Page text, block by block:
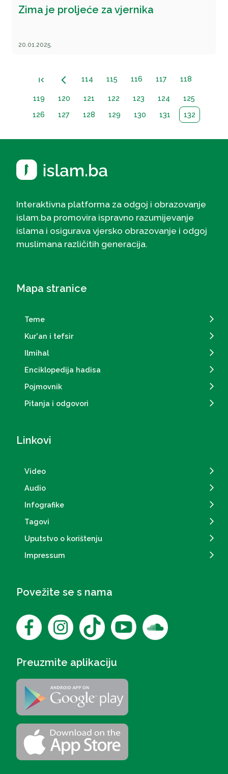
Zima je proljeće za vjernika
20.01.2025.
first_page arrow_back_ios_new 114 115 116 117 118
119 120 121 122 123 124
125
126
127 128 129 130 131 132
Interaktivna platforma za odgoj i obrazovanje
islam.ba promovira ispravno razumijevanje
islama i osigurava vjersko obrazovanje i odgoj
muslimana različitih generacija.
Mapa stranice
Teme
Kur'an i tefsir
Ilmihal
Enciklopedija hadisa
Pojmovnik
Pitanja i odgovori
Linkovi
Video
Audio
Infografike
Tagovi
Uputstvo o korištenju
Impressum
Povežite se s nama
Preuzmite aplikaciju